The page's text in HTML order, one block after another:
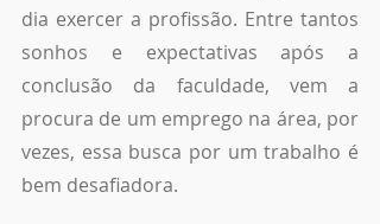
dia exercer a profissão. Entre tantos
sonhos e expectativas após a
conclusão da faculdade, vem a
procura de um emprego na área, por
vezes, essa busca por um trabalho é
bem desafiadora.